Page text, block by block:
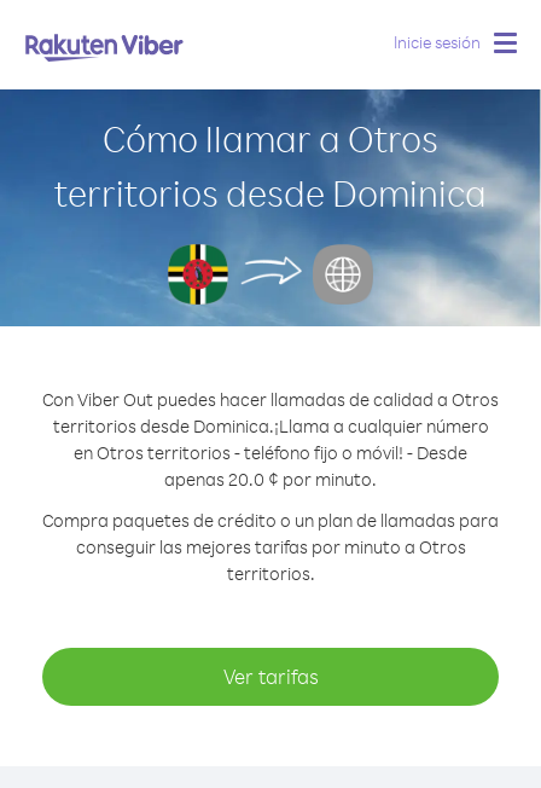
Inicie sesión
Cómo llamar a Otros
territorios desde Dominica
Con Viber Out puedes hacer llamadas de calidad a Otros
territorios desde Dominica.¡Llama a cualquier número
en Otros territorios - teléfono fijo o móvil! - Desde
apenas 20.0 ¢ por minuto.
Compra paquetes de crédito o un plan de llamadas para
conseguir las mejores tarifas por minuto a Otros
territorios.
Ver tarifas